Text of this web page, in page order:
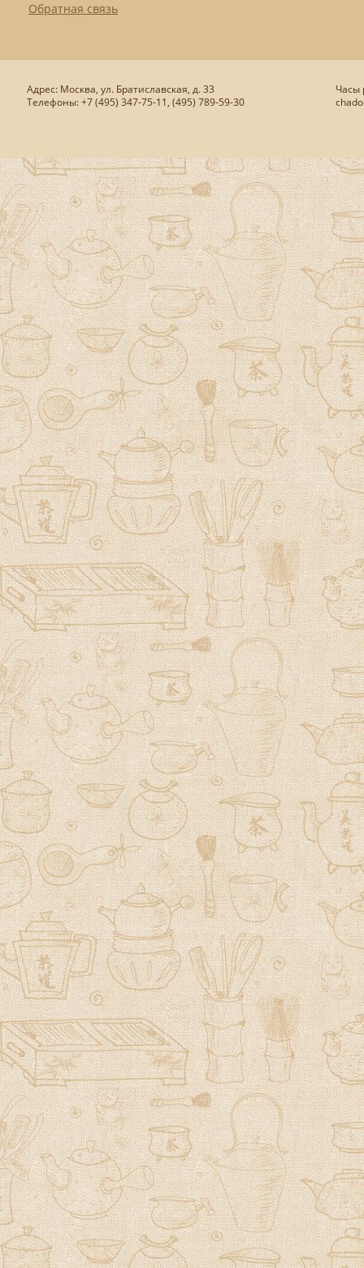
Обратная связь
Адрес: Москва, ул. Братиславская, д. 33
Телефоны: +7 (495) 347-75-11, (495) 789-59-30
Часы